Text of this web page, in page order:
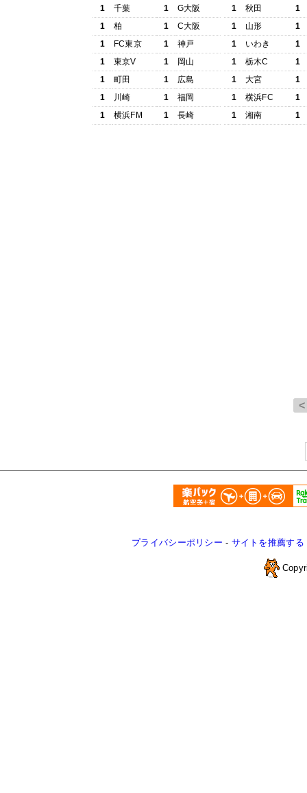
1
千葉 1
G大阪
1
柏 1
C大阪
1
FC東京 1
神戸
1
東京V 1
岡山
1
町田 1
広島
1
川崎 1
福岡
1
横浜FM 1 長崎
1
秋田
1
1
山形
1
1
いわき
1
1
栃木C
1
1
大宮
1
1
横浜FC
1
1
湘南 1
プライバシーポリシー - サイトを推薦する